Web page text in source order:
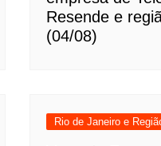
Resende e
(04/08)
Rio de Janeiro e